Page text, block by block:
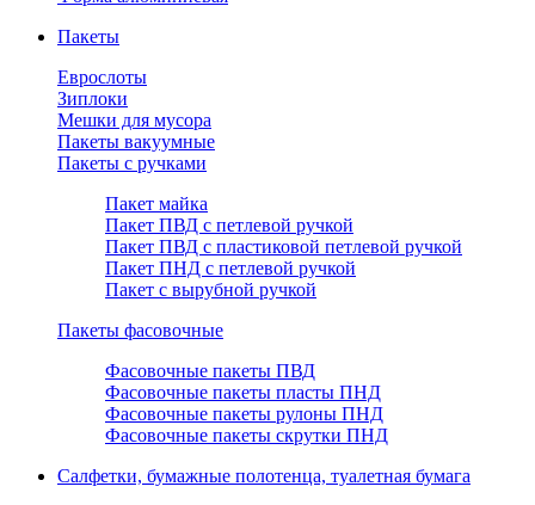
Пакеты
Еврослоты
Зиплоки
Мешки для мусора
Пакеты вакуумные
Пакеты с ручками
Пакет майка
Пакет ПВД с петлевой ручкой
Пакет ПВД с пластиковой петлевой ручкой
Пакет ПНД с петлевой ручкой
Пакет с вырубной ручкой
Пакеты фасовочные
Фасовочные пакеты ПВД
Фасовочные пакеты пласты ПНД
Фасовочные пакеты рулоны ПНД
Фасовочные пакеты скрутки ПНД
Салфетки, бумажные полотенца, туалетная бумага